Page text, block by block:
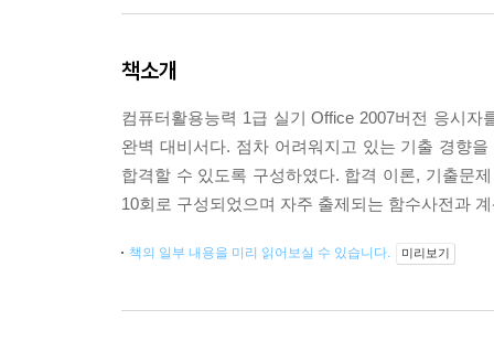
책소개
컴퓨터활용능력 1급 실기 Office 2007버전 응시
완벽 대비서다. 점차 어려워지고 있는 기출 경향
합격할 수 있도록 구성하였다. 합격 이론, 기출문
10회로 구성되었으며 자주 출제되는 함수사전과
책의 일부 내용을 미리 읽어보실 수 있습니다. 미리보기